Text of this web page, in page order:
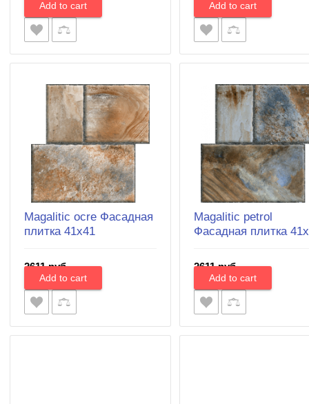
Magalitic ocre Фасадная
плитка 41x41
2611 руб.
Magalitic petrol
Фасадная плитка
2611 руб.